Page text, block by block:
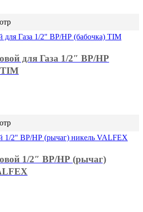
для Газа 1/2″ ВР/НР
TIM
1/2″ ВР/НР (рычаг)